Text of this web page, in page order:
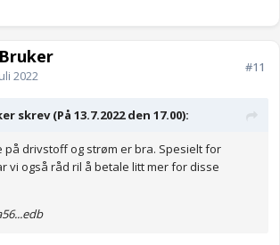
2022
#11
skrev (På 13.7.2022 den 17.00):
på drivstoff og strøm er bra. Spesielt for
vi også råd ril å betale litt mer for disse